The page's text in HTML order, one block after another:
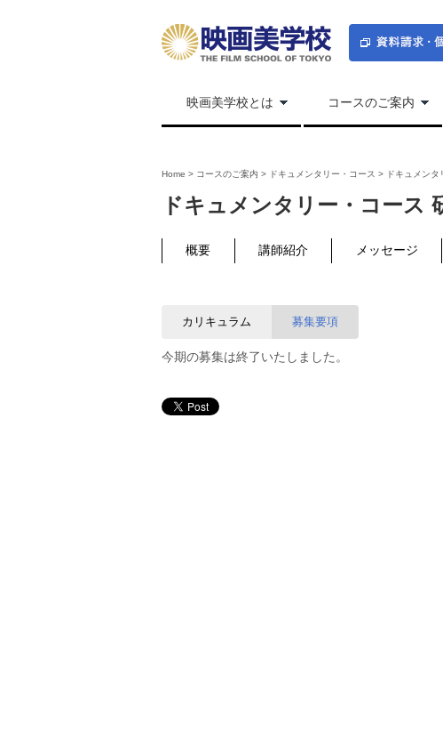
映画美学校とは コースのご案内
Home > コースのご案内 > ドキュメンタリー・コース > ドキュメン
ドキュメンタリー・コース
概要 講師紹介 メッセージ
カリキュラム 募集要項
今期の募集は終了いたしました。